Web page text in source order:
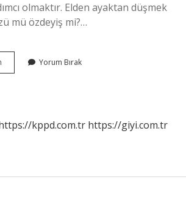
olmaktır. Elden ayaktan düşmek
mü özdeyiş mi?…
Ayaktan
Gelir
Yorum Bırak
kppd.com.tr https://giyi.com.tr